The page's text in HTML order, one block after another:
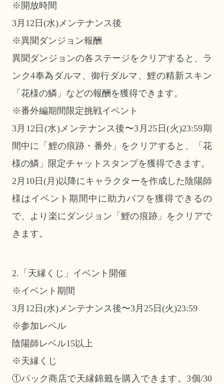
※開放時間
3月12日(水)メンテナンス後
※異聞ダンジョン報酬
異聞ダンジョンの各ステージをクリアすると、ラ
ンク4奉為ダルマ、御行ダルマ、鯉の精新スキン
「花様の鱗」などの報酬を獲得できます。
※番外編期間限定挑戦イベント
3月12日(水)メンテナンス後〜3月25日(火)23:59期
間中に「鯉の痕跡・番外」をクリアすると、「花
様の鱗」限定チャットスタンプを獲得できます。
2月10日(月)以降にキャラクターを作成した陰陽師
様はイベント期間中に助力バフを獲得できるの
で、より楽にダンジョン「鯉の痕跡」をクリアで
きます。
2.「天縁くじ」イベント開催
※イベント期間
3月12日(水)メンテナンス後〜3月25日(火)23:59
※参加レベル
陰陽師レベル15以上
※天縁くじ
①パック商店で天縁錦籤を購入できます。3個/30